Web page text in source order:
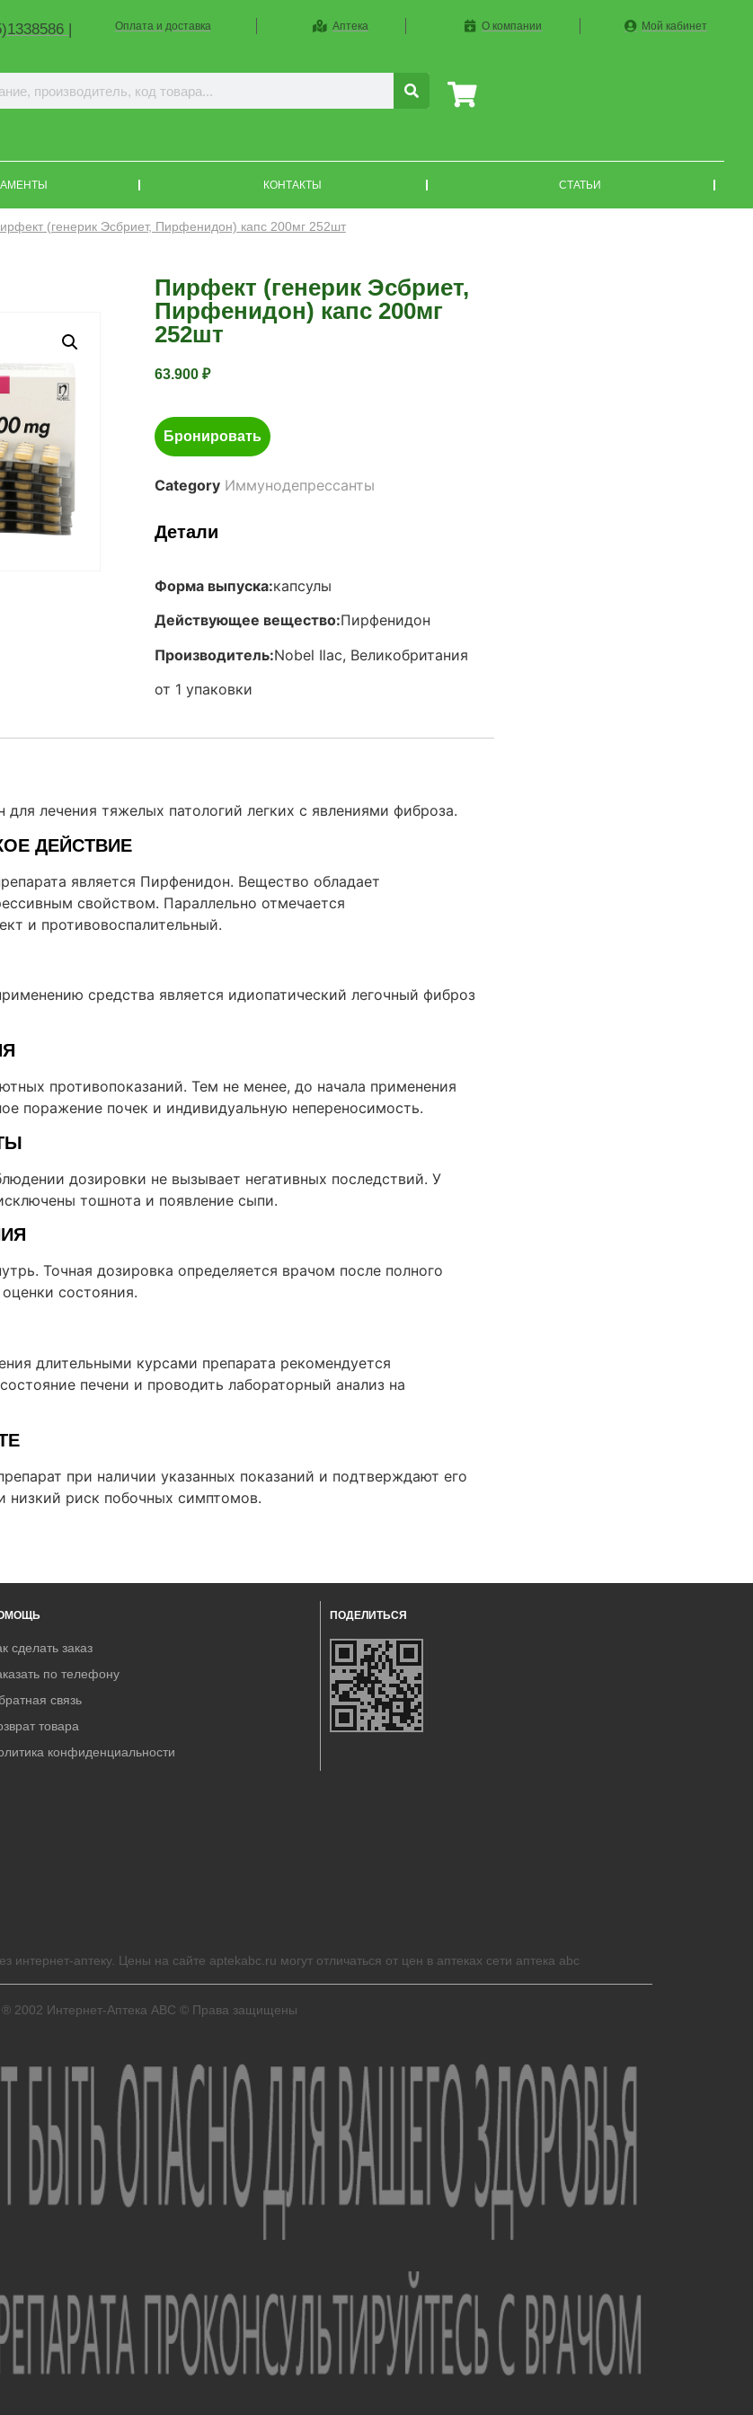
| Оплата и доставка Аптека О компании Мой кабинет
КОНТАКТЫ СТАТЬИ
(генерик Эсбриет, Пирфенидон) капс 200мг 252шт
Пирфект (генерик Эсбриет,
Пирфенидон) капс 200мг
252шт
63.900 ₽
Бронировать
Category Иммунодепрессанты
Детали
Форма выпуска:капсулы
Действующее вещество:Пирфенидон
Производитель:Nobel Ilac, Великобритания
от 1 упаковки
для лечения тяжелых патологий легких с явлениями фиброза.
ДЕЙСТВИЕ
является Пирфенидон. Вещество обладает
свойством. Параллельно отмечается
и противовоспалительный.
средства является идиопатический легочный фиброз
противопоказаний. Тем не менее, до начала применения
поражение почек и индивидуальную непереносимость.
дозировки не вызывает негативных последствий. У
тошнота и появление сыпи.
Точная дозировка определяется врачом после полного
состояния.
длительными курсами препарата рекомендуется
печени и проводить лабораторный анализ на
при наличии указанных показаний и подтверждают его
низкий риск побочных симптомов.
сделать заказ
по телефону
связь
товара
конфиденциальности
ПОДЕЛИТЬСЯ
интернет-аптеку. Цены на сайте aptekabc.ru могут отличаться от цен в аптеках сети аптека abc
® 2002 Интернет-Аптека ABC © Права защищены